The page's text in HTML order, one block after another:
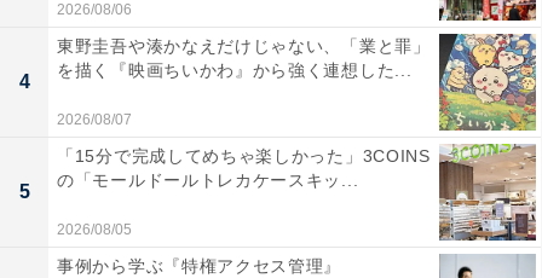
2026/08/06
4
東野圭吾や湊かなえだけじゃない、「業と罪」
を描く『映画ちいかわ』から強く連想した...
2026/08/07
5
「15分で完成してめちゃ楽しかった」3COINS
の「モールドールトレカケースキッ...
2026/08/05
事例から学ぶ『特権アクセス管理』